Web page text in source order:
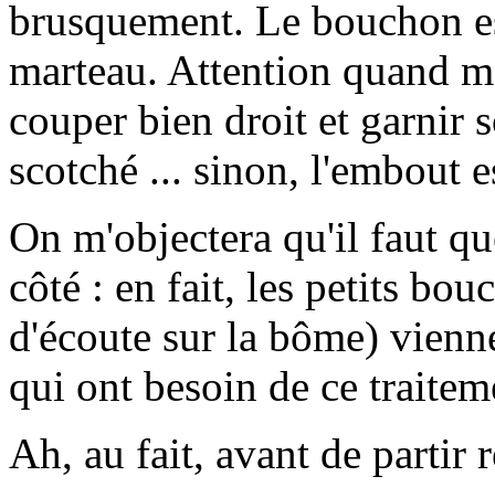
brusquement. Le bouchon
marteau. Attention quand
couper bien droit et garnir
scotché ... sinon, l'embout
On m'objectera qu'il faut
côté : en fait, les petits
d'écoute sur la bôme)
qui ont besoin de ce
Ah, au fait, avant de partir